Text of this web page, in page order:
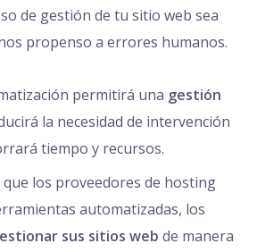
de gestión de tu sitio web sea
propenso a errores humanos.
permitirá una gestión
la necesidad de intervención
tiempo y recursos.
que los proveedores de hosting
automatizadas, los
sus sitios web de manera